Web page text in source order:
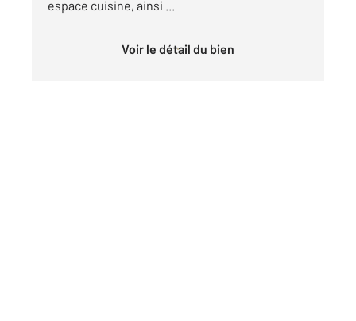
espace cuisine, ainsi ...
Voir le détail du bien